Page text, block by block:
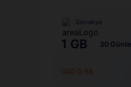
Slovakya
1 GB 30
USD 0.98